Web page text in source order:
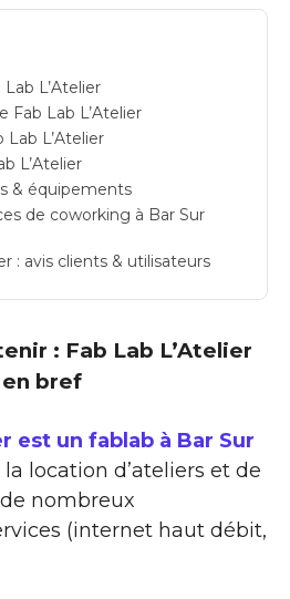
L’Atelier
Fab Lab L’Atelier
Lab L’Atelier
L’Atelier
& équipements
de coworking à Bar Sur
: avis clients & utilisateurs
: Fab Lab L’Atelier
en bref
est un fablab à Bar Sur
location d’ateliers et de
nombreux
(internet haut débit,